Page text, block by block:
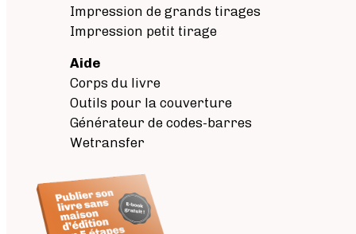
Impression de grands tirages
Impression petit tirage
Aide
Corps du livre
Outils pour la couverture
Générateur de codes-barres
Wetransfer